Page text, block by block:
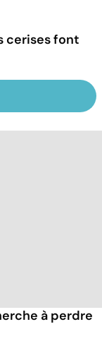
cerises font
à perdre